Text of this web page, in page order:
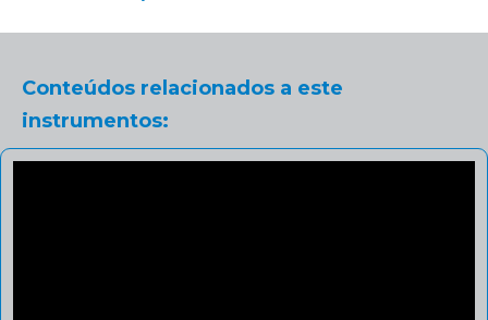
Conteúdos relacionados a este
instrumentos: